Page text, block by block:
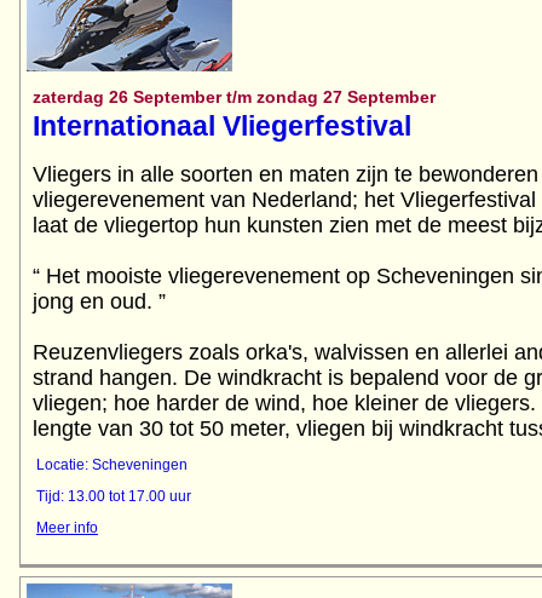
zaterdag 26 September t/m zondag 27 September
Internationaal Vliegerfestival
Vliegers in alle soorten en maten zijn te
vliegerevenement van Nederland; het
laat de vliegertop hun kunsten zien met de meest
“ Het mooiste vliegerevenement op Scheveningen
jong en oud. ”
Reuzenvliegers zoals orka's, walvissen en allerlei
strand hangen. De windkracht is bepalend voor de
vliegen; hoe harder de wind, hoe kleiner de
lengte van 30 tot 50 meter, vliegen bij windkracht
Locatie: Scheveningen
Tijd: 13.00 tot 17.00 uur
Meer info